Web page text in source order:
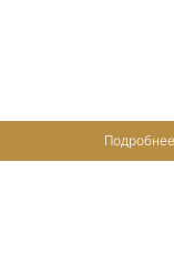
Подробнее